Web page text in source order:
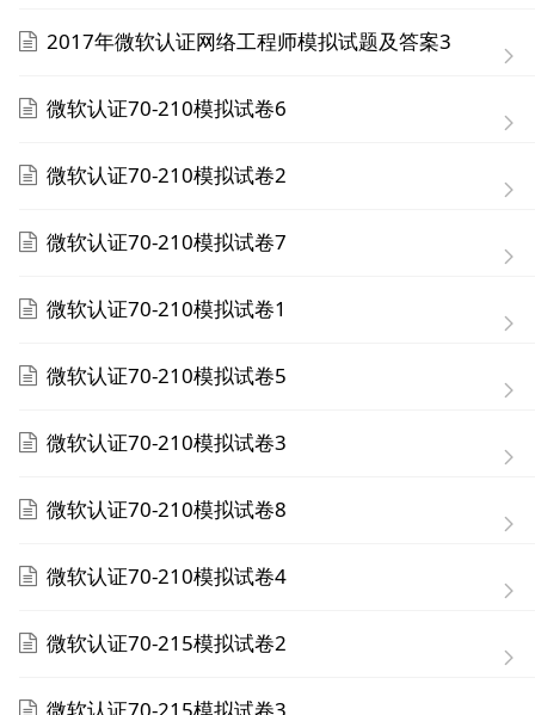
2017年微软认证网络工程师模拟试题及答案3
微软认证70-210模拟试卷6
微软认证70-210模拟试卷2
微软认证70-210模拟试卷7
微软认证70-210模拟试卷1
微软认证70-210模拟试卷5
微软认证70-210模拟试卷3
微软认证70-210模拟试卷8
微软认证70-210模拟试卷4
微软认证70-215模拟试卷2